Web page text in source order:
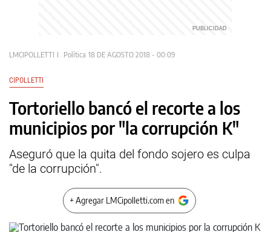
LMCIPOLLETTI Política 18 DE AGOSTO 2018 - 00:09
CIPOLLETTI
Tortoriello bancó el recorte a los
municipios por "la corrupción K"
Aseguró que la quita del fondo sojero es culpa
"de la corrupción".
+ Agregar LMCipolletti.com en